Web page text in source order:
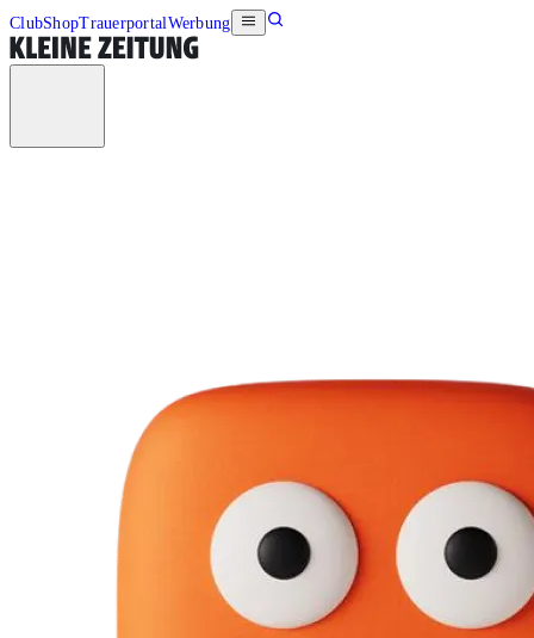
ClubShopTrauerportalWerbung